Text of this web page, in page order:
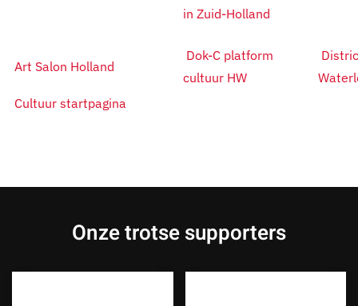
in Zuid-Holland
Art Salon Holland
Dok-C platform
cultuur HW
Cultuur startpagina
Onze trotse supporters